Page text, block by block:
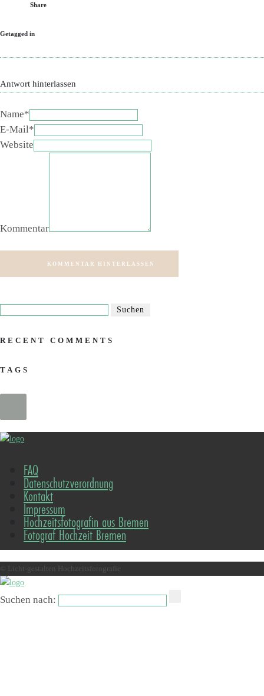
Share
Getagged in
Antwort hinterlassen
Name*
E-Mail*
Website
Kommentar
KOMMENTAR HINTERLASSEN
RECENT COMMENTS
TAGS
FAQ
Datenschutzverordnung
Kontakt
Impressum
Hochzeitsfotografin aus Bremen
Fotograf Hochzeit Bremen
© Licht-gestalten Hochzeitsfotografie
Suchen nach: